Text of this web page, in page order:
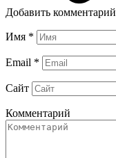
Добавить комментарий
Имя *
Email *
Сайт
Комментарий